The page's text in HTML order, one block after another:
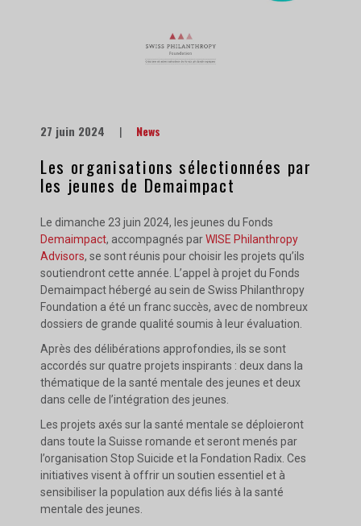
27 juin 2024 | News
Les organisations sélectionnées par
les jeunes de Demaimpact
Le dimanche 23 juin 2024, les jeunes du Fonds
Demaimpact, accompagnés parWISE Philanthropy
Advisors, se sont réunis pour choisir les projets qu’ils
soutiendront cette année. L’appel à projet du Fonds
Demaimpact hébergé au sein de Swiss Philanthropy
Foundation a été un franc succès, avec de nombreux
dossiers de grande qualité soumis à leur évaluation.
Après des délibérations approfondies, ils se sont
accordés sur quatre projets inspirants : deux dans la
thématique de la santé mentale des jeunes et deux
dans celle de l’intégration des jeunes.
Les projets axés sur la santé mentale se déploieront
dans toute la Suisse romande et seront menés par
l’organisation Stop Suicide et la Fondation Radix. Ces
initiatives visent à offrir un soutien essentiel et à
sensibiliser la population aux défis liés à la santé
mentale des jeunes.